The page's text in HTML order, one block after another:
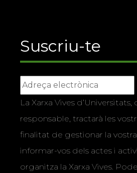
Suscriu-te
La Xarxa Vives d’Universitats,
responsable, tractarà les
finalitat de gestionar la
informar-vos dels actes i
organitza la Xarxa Vives.